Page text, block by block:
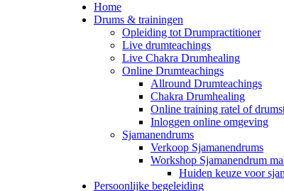
Home
Drums & trainingen
Opleiding tot Drumpractitioner
Live drumteachings
Live Chakra Drumhealing
Online Drumteachings
Allround Drumteachings
Chakra Drumhealing
Online training ratel of
Inloggen online omgeving
Sjamanendrums
Verkoop Sjamanendrums
Workshop Sjamanendrum
Huiden keuze voor
Persoonlijke begeleiding